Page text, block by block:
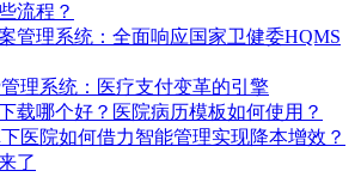
流程？
管理系统：全面响应国家卫健委HQMS
理系统：医疗支付变革的引擎
载哪个好？医院病历模板如何使用？
医院如何借力智能管理实现降本增效？
了